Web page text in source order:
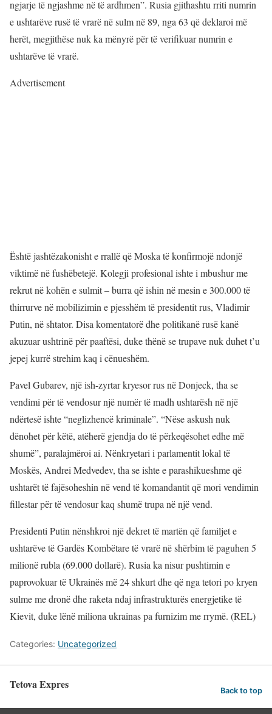
ngjarje të ngjashme në të ardhmen”. Rusia gjithashtu rriti numrin
e ushtarëve rusë të vrarë në sulm në 89, nga 63 që deklaroi më
herët, megjithëse nuk ka mënyrë për të verifikuar numrin e
ushtarëve të vrarë.
Advertisement
Është jashtëzakonisht e rrallë që Moska të konfirmojë ndonjë
viktimë në fushëbetejë. Kolegji profesional ishte i mbushur me
rekrut në kohën e sulmit – burra që ishin në mesin e 300.000 të
thirrurve në mobilizimin e pjesshëm të presidentit rus, Vladimir
Putin, në shtator. Disa komentatorë dhe politikanë rusë kanë
akuzuar ushtrinë për paaftësi, duke thënë se trupave nuk duhet t’u
jepej kurrë strehim kaq i cënueshëm.
Pavel Gubarev, një ish-zyrtar kryesor rus në Donjeck, tha se
vendimi për të vendosur një numër të madh ushtarësh në një
ndërtesë ishte “neglizhencë kriminale”. “Nëse askush nuk
dënohet për këtë, atëherë gjendja do të përkeqësohet edhe më
shumë”, paralajmëroi ai. Nënkryetari i parlamentit lokal të
Moskës, Andrei Medvedev, tha se ishte e parashikueshme që
ushtarët të fajësoheshin në vend të komandantit që mori vendimin
fillestar për të vendosur kaq shumë trupa në një vend.
Presidenti Putin nënshkroi një dekret të martën që familjet e
ushtarëve të Gardës Kombëtare të vrarë në shërbim të paguhen 5
milionë rubla (69.000 dollarë). Rusia ka nisur pushtimin e
paprovokuar të Ukrainës më 24 shkurt dhe që nga tetori po kryen
sulme me dronë dhe raketa ndaj infrastrukturës energjetike të
Kievit, duke lënë miliona ukrainas pa furnizim me rrymë. (REL)
Categories: Uncategorized
Tetova Expres Back to top